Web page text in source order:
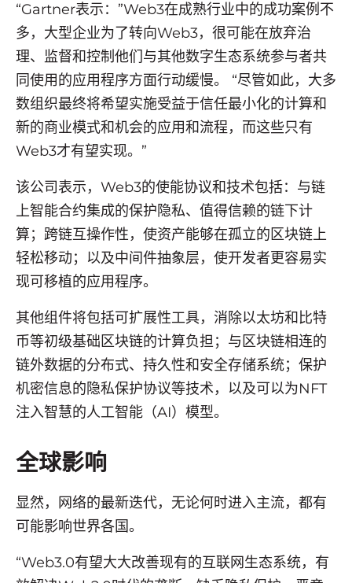
“Gartner表示：”Web3在成熟行业中的成功案例不
多，大型企业为了转向Web3，很可能在放弃治
理、监督和控制他们与其他数字生态系统参与者共
同使用的应用程序方面行动缓慢。 “尽管如此，大多
数组织最终将希望实施受益于信任最小化的计算和
新的商业模式和机会的应用和流程，而这些只有
Web3才有望实现。”
该公司表示，Web3的使能协议和技术包括：与链
上智能合约集成的保护隐私、值得信赖的链下计
算；跨链互操作性，使资产能够在孤立的区块链上
轻松移动；以及中间件抽象层，使开发者更容易实
现可移植的应用程序。
其他组件将包括可扩展性工具，消除以太坊和比特
币等初级基础区块链的计算负担；与区块链相连的
链外数据的分布式、持久性和安全存储系统；保护
机密信息的隐私保护协议等技术，以及可以为NFT
注入智慧的人工智能（AI）模型。
全球影响
显然，网络的最新迭代，无论何时进入主流，都有
可能影响世界各国。
“Web3.0有望大大改善现有的互联网生态系统，有